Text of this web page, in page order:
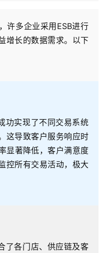
许多企业采用ESB进行
增长的数据需求。以下
功实现了不同交易系统
这导致客户服务响应时
显著降低，客户满意度
控所有交易活动，极大
了各门店、供应链及客